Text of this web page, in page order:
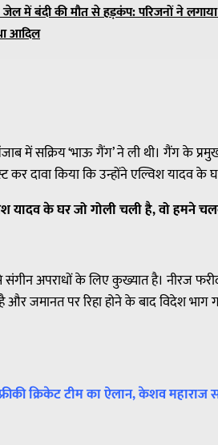
में बंदी की मौत से हड़कंप: परिजनों ने लगाया
आदिल
में सक्रिय ‘भाऊ गैंग’ ने ली थी। गैंग के
कर दावा किया कि उन्होंने एल्विश यादव के
यादव के घर जो गोली चली है, वो हमने
अपराधों के लिए कुख्यात है। नीरज
जमानत पर रिहा होने के बाद विदेश भाग
क्रिकेट टीम का ऐलान, केशव महाराज